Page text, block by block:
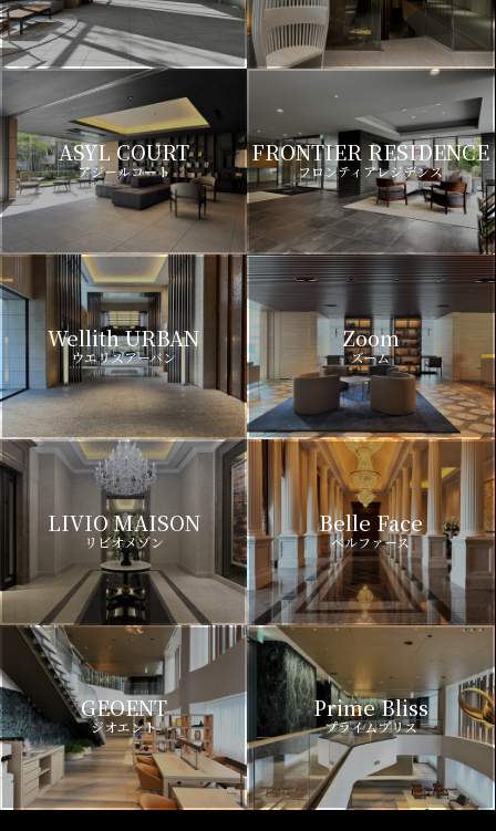
ASYL COURT
アジールコート
FRONTIER RESIDENCE
フロンティアレジデンス
Wellith URBAN
ウエリスアーバン
Zoom
ズーム
LIVIO MAISON
リビオメゾン
Belle Face
ベルファース
GEOENT
ジオエント
Prime Bliss
プライムブリス